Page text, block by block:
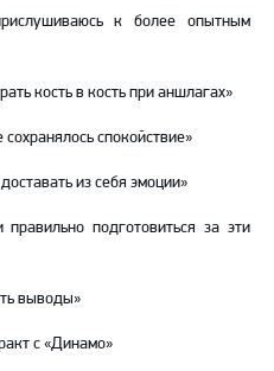
к более опытным
кость в кость при аншлагах»
спокойствие»
из себя эмоции»
подготовиться за эти
выводы»
с «Динамо»